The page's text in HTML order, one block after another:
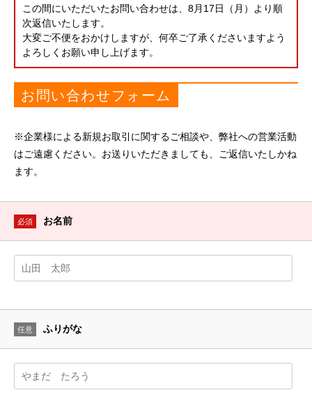
この間にいただいたお問い合わせは、8月17日（月）より順
次返信いたします。
大変ご不便をおかけしますが、何卒ご了承くださいますよう
よろしくお願い申し上げます。
お問い合わせフォーム
※企業様による新規お取引に関するご相談や、弊社への営業活動
はご遠慮ください。お送りいただきましても、ご返信いたしかね
ます。
必須 お名前
任意 ふりがな